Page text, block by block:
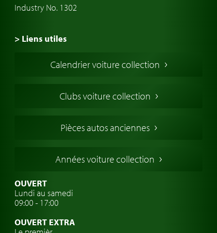
Industry No. 1302
> Liens utiles
Voiture Collection Europe
Voitures Anglaises
Voitures Allemandes
Voitures Suédoises
Assurance voiture de collection
Clubs de voitures classiques
Atelier de voitures anciennes
Calendrier voiture collection
Clubs voiture collection
Pièces autos anciennes
Années voiture collection
OUVERT
Lundi au samedi
09:00 - 17:00
OUVERT EXTRA